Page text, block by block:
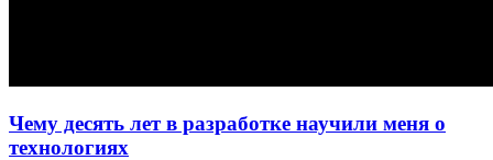
Чему десять лет в разработке научили меня о
технологиях